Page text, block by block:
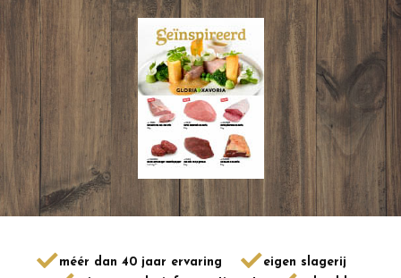
méér dan 40 jaar ervaring
eigen slagerij